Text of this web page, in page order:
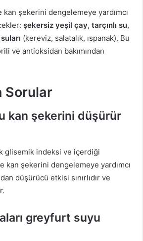
şekerini dengelemeye yardımcı
şekersiz yeşil çay, tarçınlı su,
(kereviz, salatalık, ıspanak). Bu
ve antioksidan bakımından
Sorular
kan şekerini düşürür
glisemik indeksi ve içerdiği
kan şekerini dengelemeye yardımcı
düşürücü etkisi sınırlıdır ve
greyfurt suyu